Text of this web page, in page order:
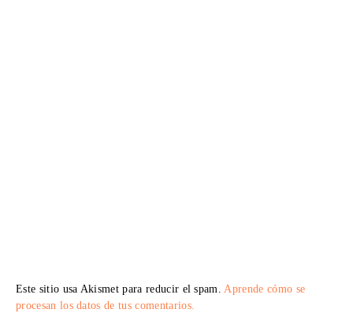
Este sitio usa Akismet para reducir el spam.Aprende cómo se
procesan los datos de tus comentarios.